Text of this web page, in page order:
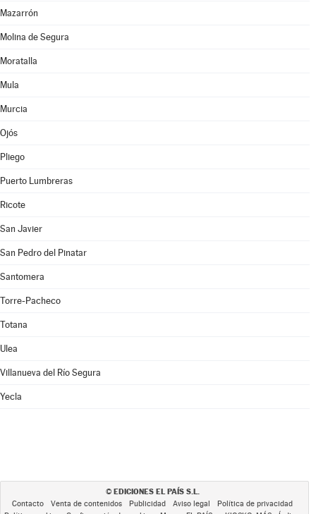
Mazarrón
Molina de Segura
Moratalla
Mula
Murcia
Ojós
Pliego
Puerto Lumbreras
Ricote
San Javier
San Pedro del Pinatar
Santomera
Torre-Pacheco
Totana
Ulea
Villanueva del Río Segura
Yecla
© EDICIONES EL PAÍS S.L.
Contacto Venta de contenidos Publicidad Aviso legal
Política de privacidad